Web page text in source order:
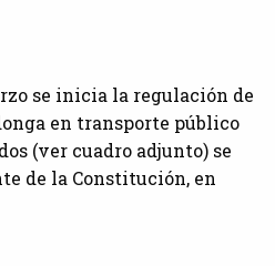
se inicia la regulación de
en transporte público
(ver cuadro adjunto) se
de la Constitución, en